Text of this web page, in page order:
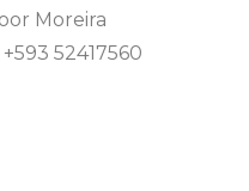
Moreira
52417560